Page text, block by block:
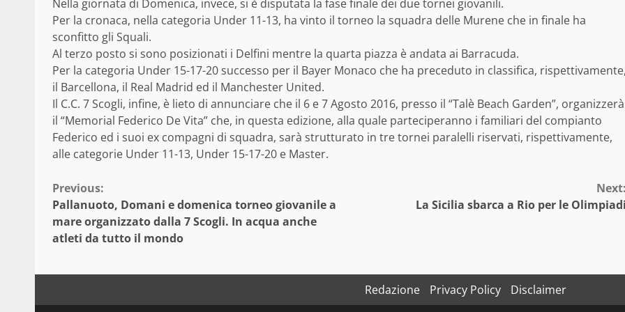
Nella giornata di Domenica, invece, si è disputata la fase finale dei due tornei giovanili.
Per la cronaca, nella categoria Under 11-13, ha vinto il torneo la squadra delle Murene che in finale ha
sconfitto gli Squali.
Al terzo posto si sono posizionati i Delfini mentre la quarta piazza è andata ai Barracuda.
Per la categoria Under 15-17-20 successo per il Bayer Monaco che ha preceduto in classifica, rispettivamente,
il Barcellona, il Real Madrid ed il Manchester United.
Il C.C. 7 Scogli, infine, è lieto di annunciare che il 6 e 7 Agosto 2016, presso il “Talè Beach Garden”, organizzerà
il “Memorial Federico De Vita” che, in questa edizione, alla quale parteciperanno i familiari del compianto
Federico ed i suoi ex compagni di squadra, sarà strutturato in tre tornei paralelli riservati, rispettivamente,
alle categorie Under 11-13, Under 15-17-20 e Master.
Continue
Reading
Previous:
Pallanuoto, Domani e domenica torneo giovanile a
mare organizzato dalla 7 Scogli. In acqua anche
atleti da tutto il mondo
Next:
La Sicilia sbarca a Rio per le Olimpiadi
Redazione Privacy Policy Disclaimer